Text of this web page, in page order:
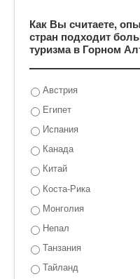
Как Вы считаете,
стран подходит
туризма в Горном
Австрия
Египет
Испания
Канада
Китай
Коста-Рика
Монголия
Непал
Танзания
Тайланд